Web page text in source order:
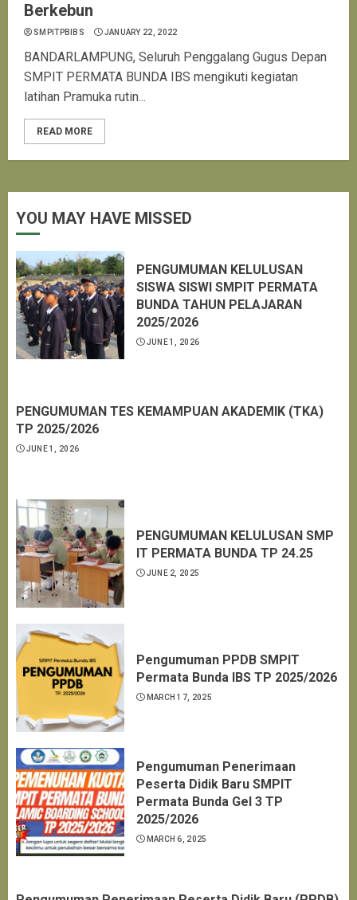
Berkebun
SMPITPBIBS JANUARY 22, 2022
BANDARLAMPUNG, Seluruh Penggalang Gugus Depan
SMPIT PERMATA BUNDA IBS mengikuti kegiatan
latihan Pramuka rutin...
READ MORE
YOU MAY HAVE MISSED
PENGUMUMAN KELULUSAN
SISWA SISWI SMPIT PERMATA
BUNDA TAHUN PELAJARAN
2025/2026
JUNE 1, 2026
PENGUMUMAN TES KEMAMPUAN AKADEMIK (TKA)
TP 2025/2026
JUNE 1, 2026
PENGUMUMAN KELULUSAN SMP
IT PERMATA BUNDA TP 24.25
JUNE 2, 2025
Pengumuman PPDB SMPIT
Permata Bunda IBS TP 2025/2026
MARCH 17, 2025
Pengumuman Penerimaan
Peserta Didik Baru SMPIT
Permata Bunda Gel 3 TP
2025/2026
MARCH 6, 2025